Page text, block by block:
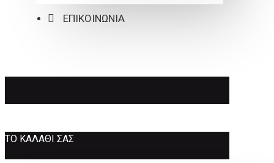
ΕΠΙΚΟΙΝΩΝΙΑ
ΤΟ ΚΑΛΆΘΙ ΣΑΣ